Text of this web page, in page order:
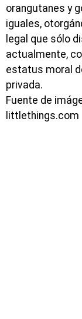
orangutanes y
iguales,
legal que sólo
actualmente,
estatus moral
privada.
Fuente de
littlethings.com